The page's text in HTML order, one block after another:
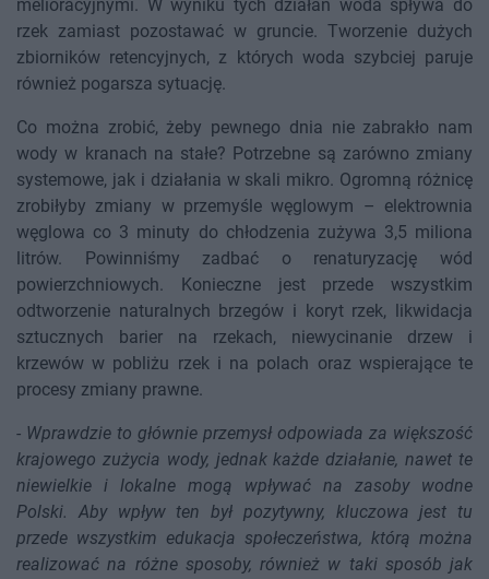
melioracyjnymi. W wyniku tych działań woda spływa do
rzek zamiast pozostawać w gruncie. Tworzenie dużych
zbiorników retencyjnych, z których woda szybciej paruje
również pogarsza sytuację.
Co można zrobić, żeby pewnego dnia nie zabrakło nam
wody w kranach na stałe? Potrzebne są zarówno zmiany
systemowe, jak i działania w skali mikro. Ogromną różnicę
zrobiłyby zmiany w przemyśle węglowym – elektrownia
węglowa co 3 minuty do chłodzenia zużywa 3,5 miliona
litrów. Powinniśmy zadbać o renaturyzację wód
powierzchniowych. Konieczne jest przede wszystkim
odtworzenie naturalnych brzegów i koryt rzek, likwidacja
sztucznych barier na rzekach, niewycinanie drzew i
krzewów w pobliżu rzek i na polach oraz wspierające te
procesy zmiany prawne.
- Wprawdzie to głównie przemysł odpowiada za większość
krajowego zużycia wody, jednak każde działanie, nawet te
niewielkie i lokalne mogą wpływać na zasoby wodne
Polski. Aby wpływ ten był pozytywny, kluczowa jest tu
przede wszystkim edukacja społeczeństwa, którą można
realizować na różne sposoby, również w taki sposób jak